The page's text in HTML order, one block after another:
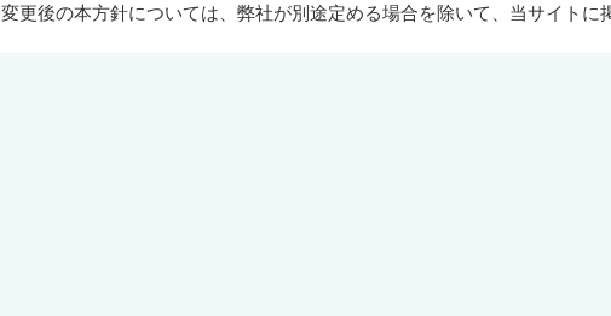
変更後の本方針については、弊社が別途定める場合を除いて、当サイトに